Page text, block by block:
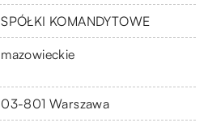
SPÓŁKI KOMANDYTOWE
mazowieckie
03-801 Warszawa